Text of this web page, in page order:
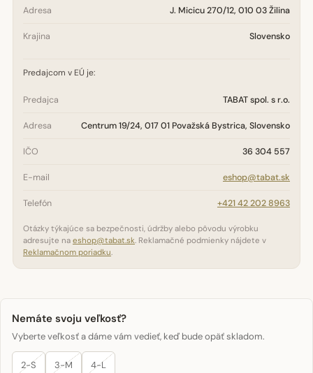
Adresa J. Micicu 270/12, 010 03 Žilina
Krajina Slovensko
Predajcom v EÚ je:
Predajca TABAT spol. s r.o.
Adresa Centrum 19/24, 017 01 Považská Bystrica, Slovensko
IČO 36 304 557
E-mail eshop@tabat.sk
Telefón +421 42 202 8963
Otázky týkajúce sa bezpečnosti, údržby alebo pôvodu výrobku
adresujte na eshop@tabat.sk. Reklamačné podmienky nájdete v
Reklamačnom poriadku.
Nemáte svoju veľkosť?
Vyberte veľkosť a dáme vám vedieť, keď bude opäť skladom.
2-S 3-M 4-L